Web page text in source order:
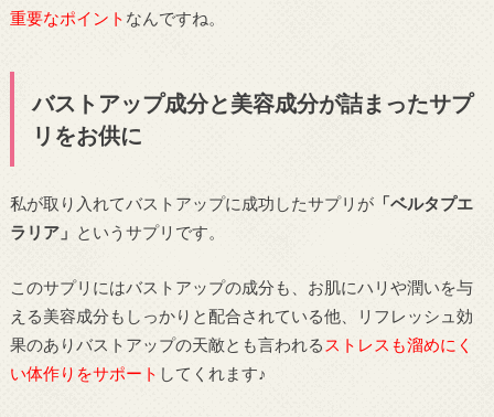
重要なポイント なんですね。
バストアップ成分と美容成分が詰まったサプ
リをお供に
私が取り入れてバストアップに成功したサプリが「ベルタプエ
ラリア」 というサプリです。
このサプリにはバストアップの成分も、お肌にハリや潤いを与
える美容成分もしっかりと配合されている他、リフレッシュ効
果のありバストアップの天敵とも言われる ストレスも溜めにく
い体作りをサポート してくれます♪